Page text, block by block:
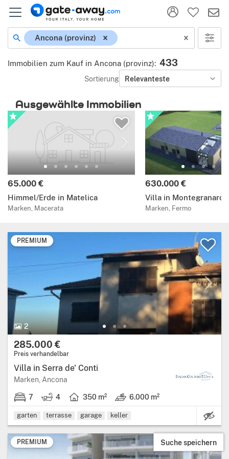
Ancona (provinz)
Immobilien zum Kauf in Ancona (provinz): 433
Sortierung Relevanteste
Ausgewählte Immobilien
65.000 €
Himmel/Erde in Matelica
Marken, Macerata
630.000 €
Villa in Montegranaro
Marken, Fermo
PREMIUM
2
285.000 €
Preis verhandelbar
Villa in Serra de' Conti
Marken, Ancona
7 4 350 m² 6.000 m²
garten terrasse garage keller
PREMIUM Suche speichern